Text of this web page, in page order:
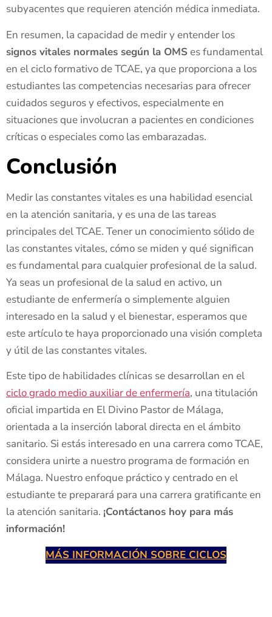
subyacentes que requieren atención médica inmediata.
En resumen, la capacidad de medir y entender los
signos vitales normales según la OMS es fundamental
en el ciclo formativo de TCAE, ya que proporciona a los
estudiantes las competencias necesarias para ofrecer
cuidados seguros y efectivos, especialmente en
situaciones que involucran a pacientes en condiciones
críticas o especiales como las embarazadas.
Conclusión
Medir las constantes vitales es una habilidad esencial
en la atención sanitaria, y es una de las tareas
principales del TCAE. Tener un conocimiento sólido de
las constantes vitales, cómo se miden y qué significan
es fundamental para cualquier profesional de la salud.
Ya seas un profesional de la salud en activo, un
estudiante de enfermería o simplemente alguien
interesado en la salud y el bienestar, esperamos que
este artículo te haya proporcionado una visión completa
y útil de las constantes vitales.
Este tipo de habilidades clínicas se desarrollan en el
ciclo grado medio auxiliar de enfermería, una titulación
oficial impartida en El Divino Pastor de Málaga,
orientada a la inserción laboral directa en el ámbito
sanitario. Si estás interesado en una carrera como TCAE,
considera unirte a nuestro programa de formación en
Málaga. Nuestro enfoque práctico y centrado en el
estudiante te preparará para una carrera gratificante en
la atención sanitaria. ¡Contáctanos hoy para más
información!
MÁS INFORMACIÓN SOBRE CICLOS